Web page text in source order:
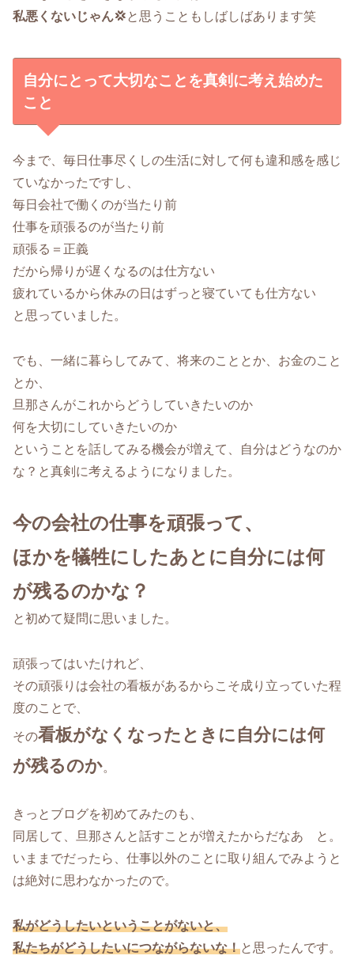
私悪くないじゃん💢と思うこともしばしばあります笑
自分にとって大切なことを真剣に考え始めた
こと
今まで、毎日仕事尽くしの生活に対して何も違和感を感じ
ていなかったですし、
毎日会社で働くのが当たり前
仕事を頑張るのが当たり前
頑張る＝正義
だから帰りが遅くなるのは仕方ない
疲れているから休みの日はずっと寝ていても仕方ない
と思っていました。
でも、一緒に暮らしてみて、将来のこととか、お金のこと
とか、
旦那さんがこれからどうしていきたいのか
何を大切にしていきたいのか
ということを話してみる機会が増えて、自分はどうなのか
な？と真剣に考えるようになりました。
今の会社の仕事を頑張って、
ほかを犠牲にしたあとに自分には何
が残るのかな？
と初めて疑問に思いました。
頑張ってはいたけれど、
その頑張りは会社の看板があるからこそ成り立っていた程
度のことで、
その看板がなくなったときに自分には何
が残るのか。
きっとブログを初めてみたのも、
同居して、旦那さんと話すことが増えたからだなあ と。
いままでだったら、仕事以外のことに取り組んでみようと
は絶対に思わなかったので。
私がどうしたいということがないと、
私たちがどうしたいにつながらないな！と思ったんです。